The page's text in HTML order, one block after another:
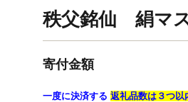
秩父銘仙 絹マ
寄付金額
一度に決済する 返礼品数は３つ以